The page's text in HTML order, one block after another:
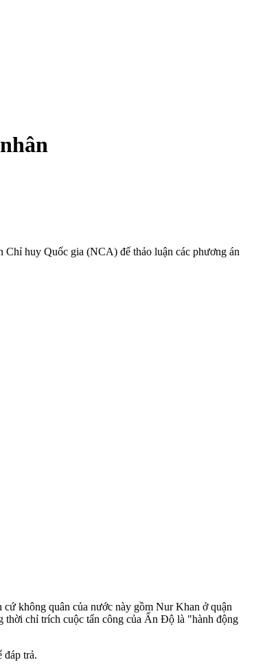
Chỉ huy Quốc gia (NCA) để thảo luận các phương án
không quân của nước này gồm Nur Khan ở quận
thời chỉ trích cuộc tấn công của Ấn Độ là "hành động
đáp trả.